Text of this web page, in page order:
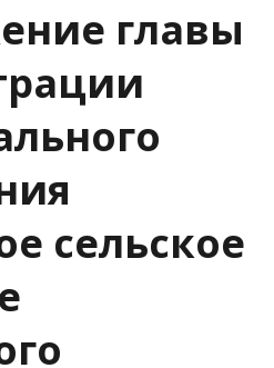
главы
сельское